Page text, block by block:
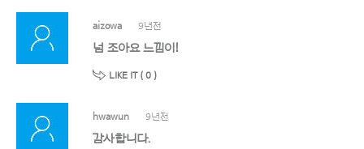
aizowa 9년전
넘 조아요 느낌이!
LIKE IT ( 0 )
hwawun 9년전
감사합니다.